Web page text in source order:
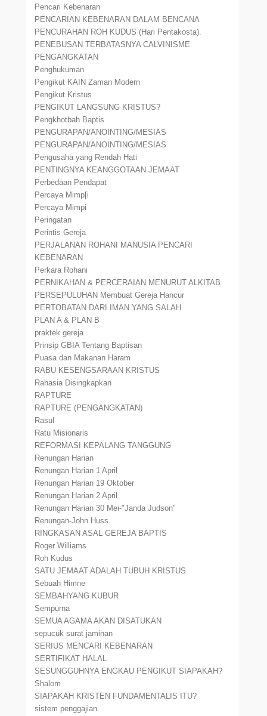
Pencari Kebenaran
PENCARIAN KEBENARAN DALAM BENCANA
PENCURAHAN ROH KUDUS (Hari Pentakosta).
PENEBUSAN TERBATASNYA CALVINISME
PENGANGKATAN
Penghukuman
Pengikut KAIN Zaman Modern
Pengikut Kristus
PENGIKUT LANGSUNG KRISTUS?
Pengkhotbah Baptis
PENGURAPAN/ANOINTING/MESIAS
PENGURAPAN/ANOINTING/MESIAS
Pengusaha yang Rendah Hati
PENTINGNYA KEANGGOTAAN JEMAAT
Perbedaan Pendapat
Percaya Mimp[i
Percaya Mimpi
Peringatan
Perintis Gereja
PERJALANAN ROHANI MANUSIA PENCARI
KEBENARAN
Perkara Rohani
PERNIKAHAN & PERCERAIAN MENURUT ALKITAB
PERSEPULUHAN Membuat Gereja Hancur
PERTOBATAN DARI IMAN YANG SALAH
PLAN A & PLAN B
praktek gereja
Prinsip GBIA Tentang Baptisan
Puasa dan Makanan Haram
RABU KESENGSARAAN KRISTUS
Rahasia Disingkapkan
RAPTURE
RAPTURE (PENGANGKATAN)
Rasul
Ratu Misionaris
REFORMASI KEPALANG TANGGUNG
Renungan Harian
Renungan Harian 1 April
Renungan Harian 19 Oktober
Renungan Harian 2 April
Renungan Harian 30 Mei-"Janda Judson"
Renungan-John Huss
RINGKASAN ASAL GEREJA BAPTIS
Roger Williams
Roh Kudus
SATU JEMAAT ADALAH TUBUH KRISTUS
Sebuah Himne
SEMBAHYANG KUBUR
Sempurna
SEMUA AGAMA AKAN DISATUKAN
sepucuk surat jaminan
SERIUS MENCARI KEBENARAN
SERTIFIKAT HALAL
SESUNGGUHNYA ENGKAU PENGIKUT SIAPAKAH?
Shalom
SIAPAKAH KRISTEN FUNDAMENTALIS ITU?
sistem penggajian